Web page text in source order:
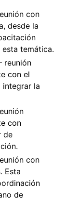
con
desde la
temática.
reunión
con el
integrar la
con
de
con
Esta
de